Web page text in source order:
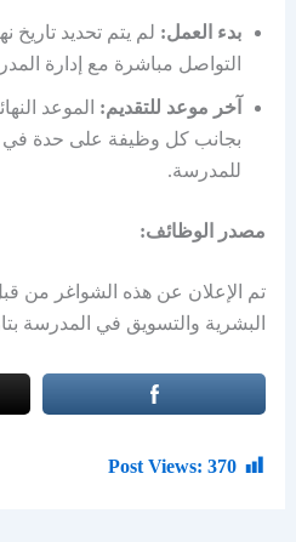
بدء العمل: لم يتم تحديد تاريخ
التواصل مباشرة مع إدارة
آخر موعد للتقديم: الموعد
بجانب كل وظيفة على حدة في
للمدرسة.
مصدر الوظائف:
تم الإعلان عن هذه الشواغر من
البشرية والتسويق في المدرسة
Post Views: 370